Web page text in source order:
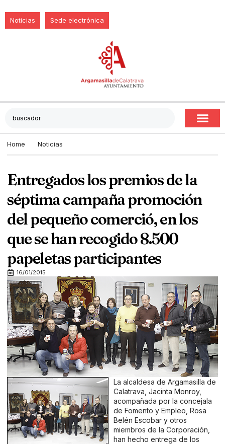
Noticias Sede electrónica
Home Noticias
Entregados los premios de la
séptima campaña promoción
del pequeño comerció, en los
que se han recogido 8.500
papeletas participantes
16/01/2015
La alcaldesa de Argamasilla de
Calatrava, Jacinta Monroy,
acompañada por la concejala
de Fomento y Empleo, Rosa
Belén Escobar y otros
miembros de la Corporación,
han hecho entrega de los